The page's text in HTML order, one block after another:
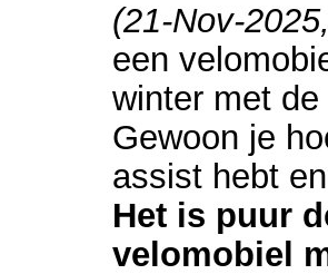
(21-Nov-
een
winter met de
Gewoon je
assist hebt
Het is puur
velomobiel